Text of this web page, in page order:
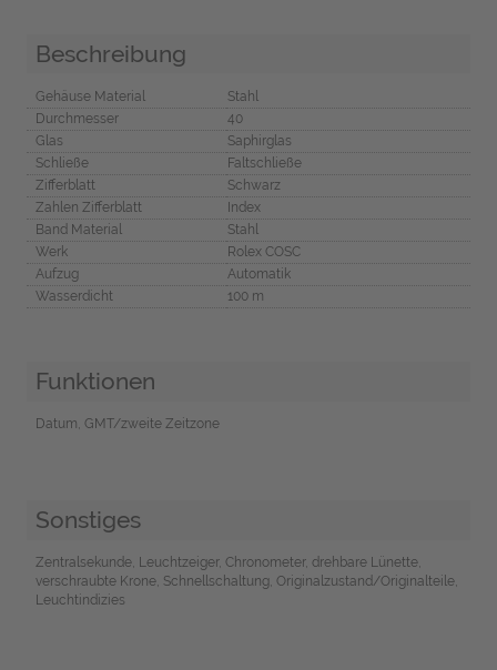
Beschreibung
Gehäuse Material
Stahl
Durchmesser
40
Glas
Saphirglas
Schließe
Faltschließe
Zifferblatt
Schwarz
Zahlen Zifferblatt
Index
Band Material
Stahl
Werk
Rolex COSC
Aufzug
Automatik
Wasserdicht
100 m
Funktionen
Datum, GMT/zweite Zeitzone
Sonstiges
Zentralsekunde, Leuchtzeiger, Chronometer, drehbare Lünette,
verschraubte Krone, Schnellschaltung, Originalzustand/Originalteile,
Leuchtindizies